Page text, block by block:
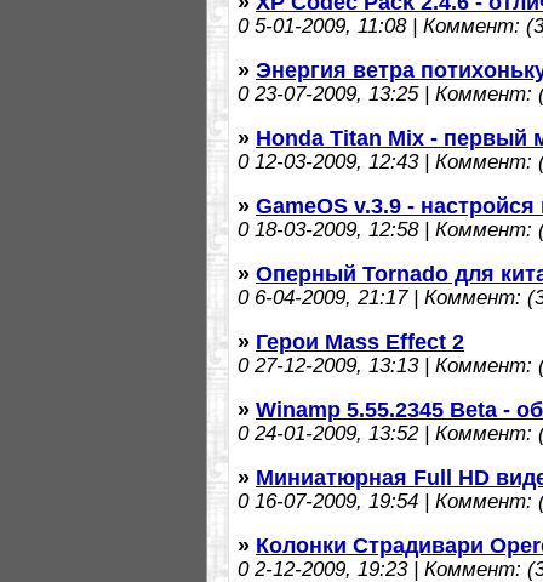
05-01-2009, 11:08 | Коммент:
» Энергия ветра
023-07-2009, 13:25 | Коммент:
» Honda Titan Mix - первый
012-03-2009, 12:43 | Коммент:
» GameOS v.3.9 -
018-03-2009, 12:58 | Коммент:
» Оперный Tornado для
06-04-2009, 21:17 | Коммент:
» Герои Mass Effect 2
027-12-2009, 13:13 | Коммент:
» Winamp 5.55.2345 Beta -
024-01-2009, 13:52 | Коммент:
» Миниатюрная Full HD
016-07-2009, 19:54 | Коммент:
» Колонки Страдивари
02-12-2009, 19:23 | Коммент: